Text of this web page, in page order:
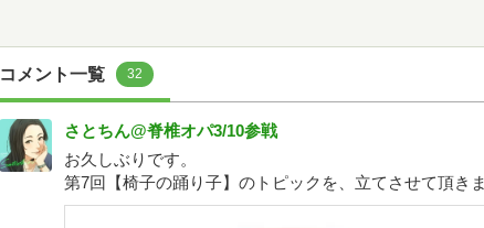
コメント一覧 32
さとちん@脊椎オパ3/10参戦
お久しぶりです。
第7回【椅子の踊り子】のトピックを、立てさせて頂き